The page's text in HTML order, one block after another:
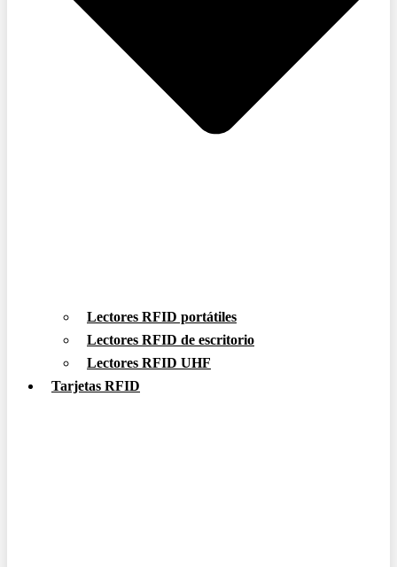
Lectores RFID portátiles
Lectores RFID de escritorio
Lectores RFID UHF
Tarjetas RFID